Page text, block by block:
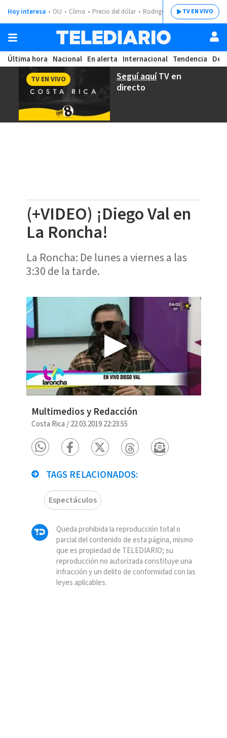
Hoy interesa OIJ Clima Precio del dólar Rodrigo ChavesTV EN VIVO
Última hora Nacional En alerta Internacional Tendencia
Seguí aquíTV en
directo
TV EN VIVO
(+VIDEO) ¡Diego Val en
La Roncha!
La Roncha: De lunes a viernes a las
3:30 de la tarde.
Multimedios y Redacción
Costa Rica /22.03.2019 22:23:55
TAGS RELACIONADOS:
Espectáculos
Queda prohibida la reproducción total o
parcial del contenido de esta página, mismo
que es propiedad de TELEDIARIO; su
reproducción no autorizada constituye una
infracción y un delito de conformidad con las
leyes aplicables.